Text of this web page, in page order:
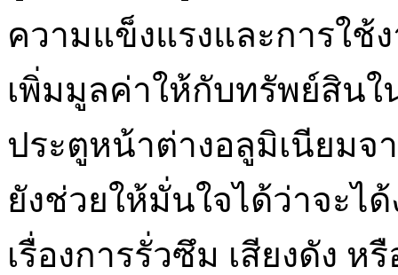
ความแข็งแรงและการใช้
เพิ่มมูลค่าให้กับทรัพย์สินใ
ประตูหน้าต่างอลูมิเนียม
ยังช่วยให้มั่นใจได้ว่าจะ
เรื่องการรั่วซึม เสียงดัง